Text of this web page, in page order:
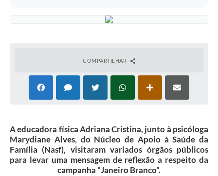
COMPARTILHAR
A educadora física Adriana Cristina, junto à psicóloga
Marydiane Alves, do Núcleo de Apoio à Saúde da
Família (Nasf), visitaram variados órgãos públicos
para levar uma mensagem de reflexão a respeito da
campanha “Janeiro Branco”.